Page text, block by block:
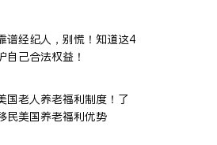
谱经纪人，别慌！知道这4
自己合法权益！
国老人养老福利制度！了
民美国养老福利优势